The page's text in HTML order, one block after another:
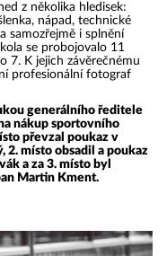
z několika hledisek:
nápad, technické
samozřejmě i splnění
se probojovalo 11
7. K jejich závěrečnému
profesionální fotograf
generálního ředitele
nákup sportovního
převzal poukaz v
2. místo obsadil a poukaz
a za 3. místo byl
Martin Kment.